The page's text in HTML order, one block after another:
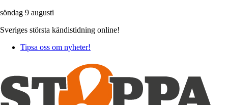
söndag 9 augusti
Sveriges största kändistidning online!
Tipsa oss om nyheter!